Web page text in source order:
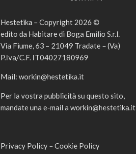
Hestetika – Copyright 2026 ©
edito da Habitare di Boga Emilio S.r.l.
Via Fiume, 63 – 21049 Tradate – (Va)
P.Iva/C.F. IT04027180969
Mail: workin@hestetika.it
Per la vostra pubblicità su questo sito,
mandate una e-mail a workin@hestetika.it
Privacy Policy – Cookie Policy